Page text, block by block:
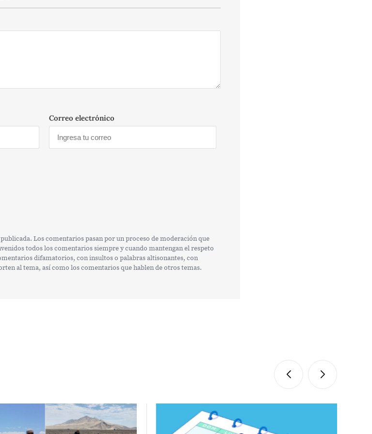
Correo electrónico
Los comentarios pasan por un proceso de moderación que
todos los comentarios siempre y cuando mantengan el respeto
difamatorios, con insultos o palabras altisonantes, con
al tema, así como los comentarios que hablen de otros temas.